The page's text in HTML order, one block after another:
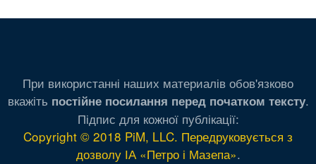
При використанні наших материалів обов'язково
вкажіть постійне посилання перед початком тексту.
Підпис для кожної публікації:
Copyright © 2018 PiM, LLC. Передруковується з
дозволу ІА «Петро і Мазепа».